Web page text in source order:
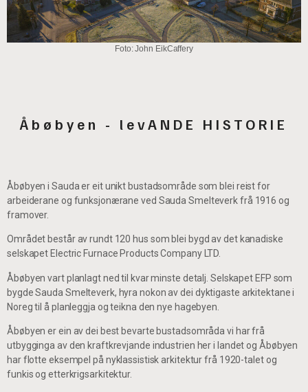
Foto: John EikCaffery
Åbøbyen - levANDE HISTORIE
Åbøbyen i Sauda er eit unikt bustadsområde som blei reist for
arbeiderane og funksjonærane ved Sauda Smelteverk frå 1916 og
framover.
Området består av rundt 120 hus som blei bygd av det kanadiske
selskapet Electric Furnace Products Company LTD.
Åbøbyen vart planlagt ned til kvar minste detalj. Selskapet EFP som
bygde Sauda Smelteverk, hyra nokon av dei dyktigaste arkitektane i
Noreg til å planleggja og teikna den nye hagebyen.
Åbøbyen er ein av dei best bevarte bustadsområda vi har frå
utbygginga av den kraftkrevjande industrien her i landet og Åbøbyen
har flotte eksempel på nyklassistisk arkitektur frå 1920-talet og
funkis og etterkrigsarkitektur.